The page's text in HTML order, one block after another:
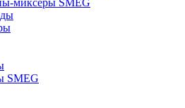
миксеры SMEG
SMEG